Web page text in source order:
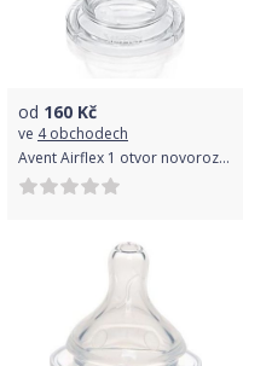
od 160 Kč
ve 4 obchodech
Avent Airflex 1 otvor novorozenecký průtok dudlík silikon 2 ks